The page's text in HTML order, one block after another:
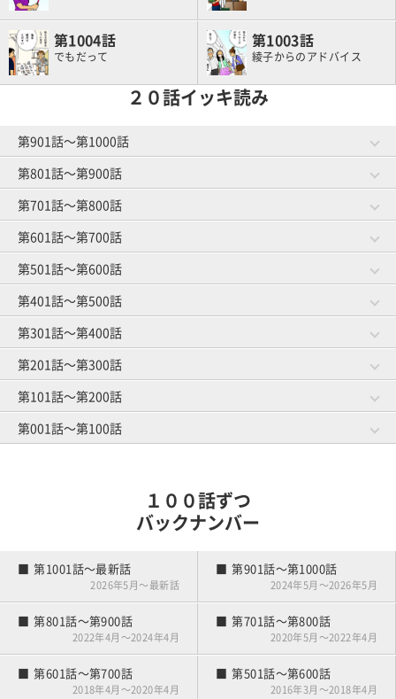
1004
でもだって
1003
綾子からのアドバイス
２０話イッキ読み
第901話～第1000話
第981話～第1000話
作戦成功？ 将来の予防
第941話～第960話
グループレッスン
第901話～第920話
体のことを考える
第801話～第900話
第881話～第900話
ゴルファーと焼肉 お菓子事情
第841話～第860話
教えられ魔
第801話～第820話
隣の芝は高級芝
第701話～第800話
第781話～第800話
ゴルフ友達とランチ スイングと服選び
第741話～第760話
練習にもマナー
第701話～第720話
初めての手引きゴルフ
第601話～第700話
第681話～第700話
ゴルファーのうたた寝 練習場の事情
第641話～第660話
スマートカジュアル
第601話～第620話
オヤジとショウタイム
第501話～第600話
第581話～第600話
打ち下ろしの距離計算 上がり３ホール
第541話～第560話
差し入れの行方
第501話～第520話
キャディマスター
第401話～第500話
第481話～第500話
トイレピンチ キャディさんの裏話
第441話～第460話
元旦ゴルフ
第401話～第420話
第301話～第400話
第381話～第400話
前日の調整 ゴルフ場の生き物
第341話～第360話
若さにジェラシー
第201話～第300話
第281話～第300話
初めてのマッチプレー ゴルフ場の怪談
第101話～第200話
第181話～第200話
憧れの歩きラウンド クローズ明け
アーリーバード
第001話～第100話
第021話～第040話
競技デビュー
第001話～第020話
ゴルフはじめました
１００話ずつ
バックナンバー
第1001話～最新話
2026年5月～最新話
第901話～第1000話
2024年5月～2026年5月
第801話～第900話
2022年4月～2024年4月
第701話～第800話
2020年5月～2022年4月
第601話～第700話
2018年4月～2020年4月
第501話～第600話
2016年3月～2018年4月